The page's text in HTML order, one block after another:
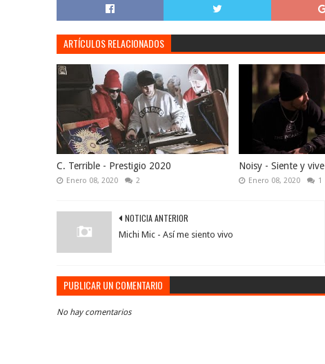
ARTÍCULOS RELACIONADOS
C. Terrible - Prestigio 2020
Enero 08, 2020 2
Noisy - Siente y vive
Enero 08, 2020 1
NOTICIA ANTERIOR
Michi Mic - Así me siento vivo
PUBLICAR UN COMENTARIO
No hay comentarios